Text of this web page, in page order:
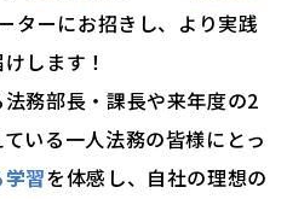
ターにお招きし、より実践
します！
務部長・課長や来年度の2
いる一人法務の皆様にとっ
習を体感し、自社の理想の